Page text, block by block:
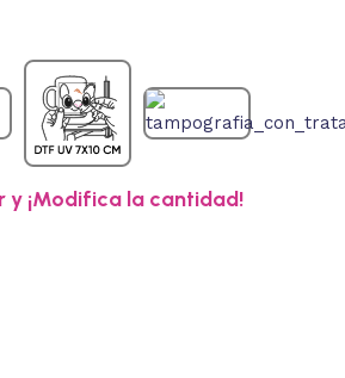
¡Modifica la cantidad!